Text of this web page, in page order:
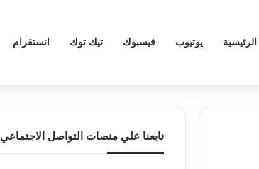
الرئيسية يوتيوب فيسبوك تيك توك انستقرام
نابعنا علي منصات التواصل الاجتماعي